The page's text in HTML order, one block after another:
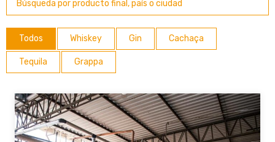
Todos Whiskey Gin Cachaça
Tequila Grappa